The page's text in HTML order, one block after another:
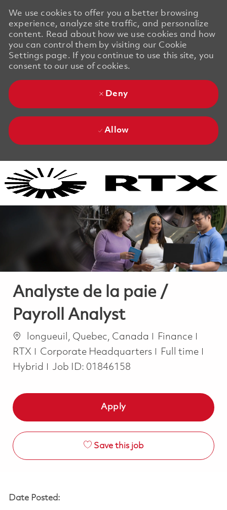
We use cookies to offer you a better browsing
experience, analyze site traffic, and personalize
content. Read about how we use cookies and how
you can control them by visiting our Cookie
Settings page. If you continue to use this site, you
consent to our use of cookies.
Deny
Allow
Analyste de la paie /
Payroll Analyst
Location
longueuil, Quebec, Canada Category
Finance
RTX
Corporate Headquarters Job Type
Full time
Hybrid
Job ID: 01846158
Apply
Save this job
Date Posted: